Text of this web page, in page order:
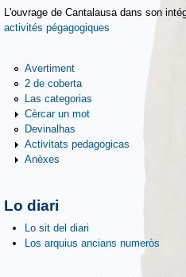
L'ouvrage de Cantalausa dans son
activités pégagogiques
Avertiment
2 de coberta
Las categorias
Cèrcar un mot
Devinalhas
Activitats pedagogicas
Anèxes
Lo diari
Lo sit del diari
Los arquius ancians numeròs